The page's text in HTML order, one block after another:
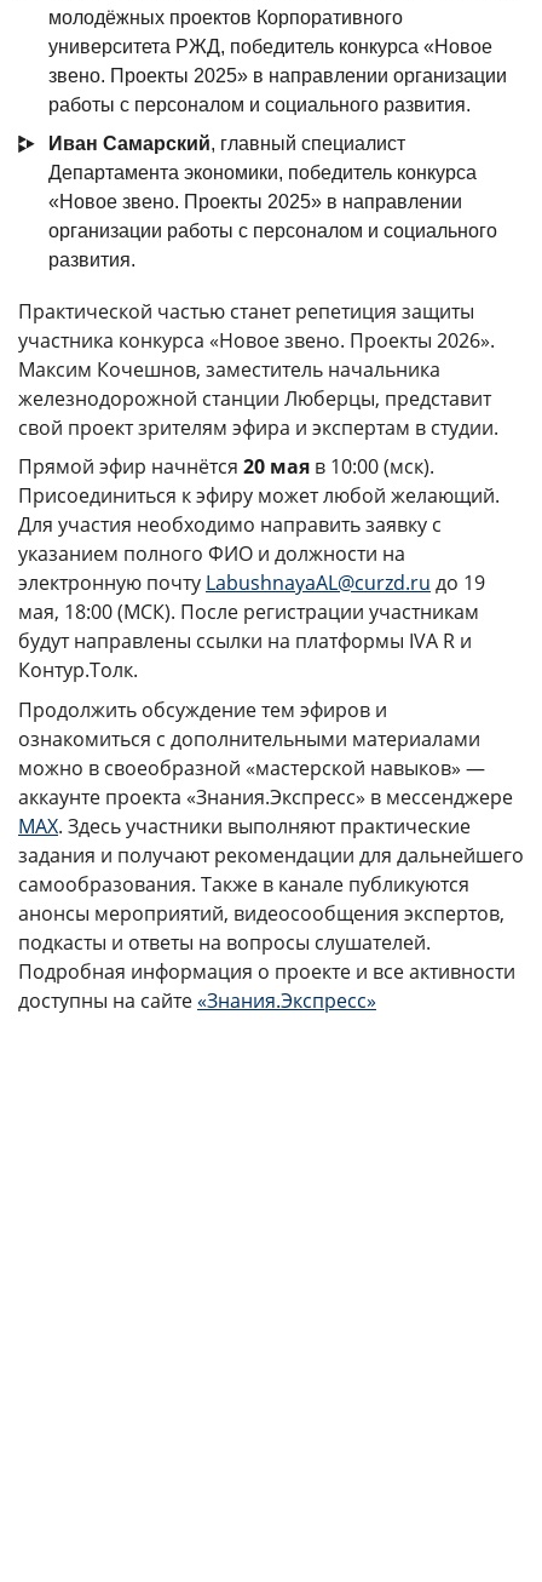
молодёжных проектов Корпоративного
университета РЖД, победитель конкурса «Новое
звено. Проекты 2025» в направлении организации
работы с персоналом и социального развития.
Иван Самарский, главный специалист
Департамента экономики, победитель конкурса
«Новое звено. Проекты 2025» в направлении
организации работы с персоналом и социального
развития.
Практической частью станет репетиция защиты
участника конкурса «Новое звено. Проекты 2026».
Максим Кочешнов, заместитель начальника
железнодорожной станции Люберцы, представит
свой проект зрителям эфира и экспертам в студии.
Прямой эфир начнётся 20 мая в 10:00 (мск).
Присоединиться к эфиру может любой желающий.
Для участия необходимо направить заявку с
указанием полного ФИО и должности на
электронную почту LabushnayaAL@curzd.ru до 19
мая, 18:00 (МСК). После регистрации участникам
будут направлены ссылки на платформы IVA R и
Контур.Толк.
Продолжить обсуждение тем эфиров и
ознакомиться с дополнительными материалами
можно в своеобразной «мастерской навыков» —
аккаунте проекта «Знания.Экспресс» в мессенджере
MAX. Здесь участники выполняют практические
задания и получают рекомендации для дальнейшего
самообразования. Также в канале публикуются
анонсы мероприятий, видеосообщения экспертов,
подкасты и ответы на вопросы слушателей.
Подробная информация о проекте и все активности
доступны на сайте«Знания.Экспресс»